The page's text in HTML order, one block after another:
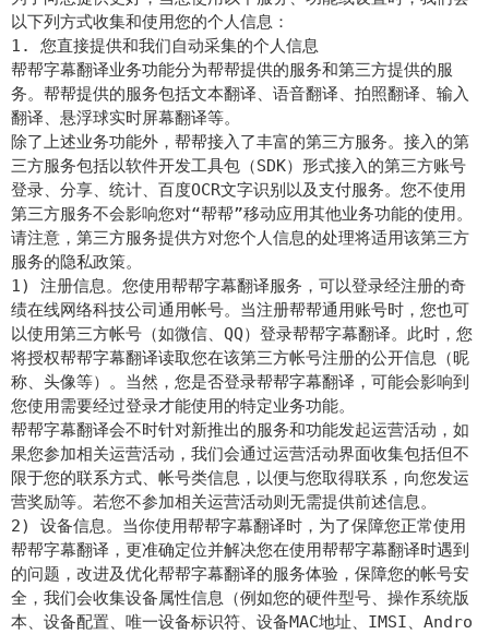
以下列方式收集和使用您的个人信息：
1. 您直接提供和我们自动采集的个人信息
帮帮字幕翻译业务功能分为帮帮提供的服务和第三方提供的服
务。帮帮提供的服务包括文本翻译、语音翻译、拍照翻译、输入
翻译、悬浮球实时屏幕翻译等。
除了上述业务功能外，帮帮接入了丰富的第三方服务。接入的第
三方服务包括以软件开发工具包（SDK）形式接入的第三方账号
登录、分享、统计、百度OCR文字识别以及支付服务。您不使用
第三方服务不会影响您对“帮帮”移动应用其他业务功能的使用。
请注意，第三方服务提供方对您个人信息的处理将适用该第三方
服务的隐私政策。
1) 注册信息。您使用帮帮字幕翻译服务，可以登录经注册的奇
绩在线网络科技公司通用帐号。当注册帮帮通用账号时，您也可
以使用第三方帐号（如微信、QQ）登录帮帮字幕翻译。此时，您
将授权帮帮字幕翻译读取您在该第三方帐号注册的公开信息（昵
称、头像等）。当然，您是否登录帮帮字幕翻译，可能会影响到
您使用需要经过登录才能使用的特定业务功能。
帮帮字幕翻译会不时针对新推出的服务和功能发起运营活动，如
果您参加相关运营活动，我们会通过运营活动界面收集包括但不
限于您的联系方式、帐号类信息，以便与您取得联系，向您发运
营奖励等。若您不参加相关运营活动则无需提供前述信息。
2) 设备信息。当你使用帮帮字幕翻译时，为了保障您正常使用
帮帮字幕翻译，更准确定位并解决您在使用帮帮字幕翻译时遇到
的问题，改进及优化帮帮字幕翻译的服务体验，保障您的帐号安
全，我们会收集设备属性信息（例如您的硬件型号、操作系统版
本、设备配置、唯一设备标识符、设备MAC地址、IMSI、Andro